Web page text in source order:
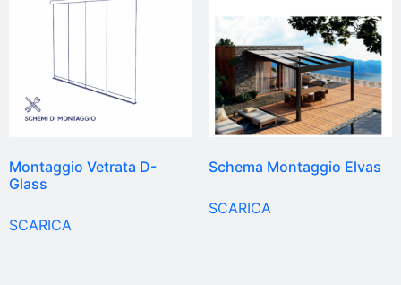
Montaggio Vetrata D-
Glass
SCARICA
Schema Montaggio Elvas
SCARICA